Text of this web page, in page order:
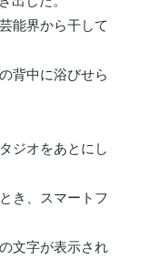
能界から干して
背中に浴びせら
ジオをあとにし
き、スマートフ
文字が表示され